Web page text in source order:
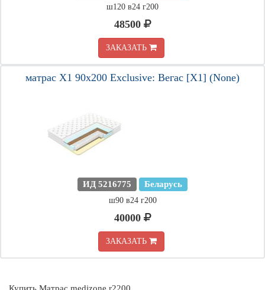
ш120 в24 г200
48500
ЗАКАЗАТЬ
матрас X1 90х200 Exclusive: Вегас [X1] (None)
ИД 5216775 Беларусь
ш90 в24 г200
40000
ЗАКАЗАТЬ